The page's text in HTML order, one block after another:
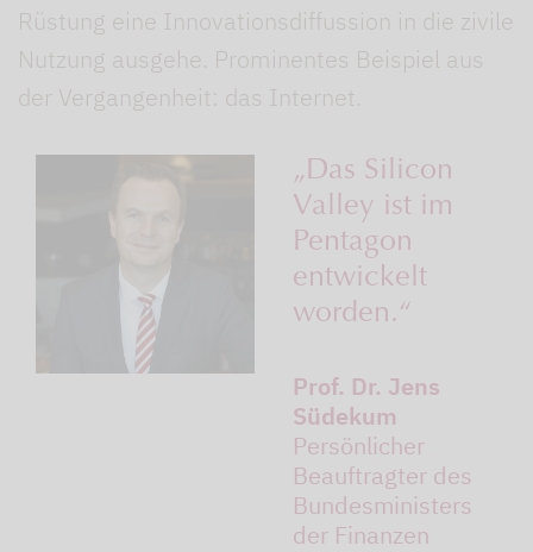
Rüstung eine Innovationsdiffussion in die zivile
Nutzung ausgehe. Prominentes Beispiel aus
der Vergangenheit: das Internet.
„Das Silicon
Valley ist im
Pentagon
entwickelt
worden.“
Prof. Dr. Jens
Südekum
Persönlicher
Beauftragter des
Bundesministers
der Finanzen